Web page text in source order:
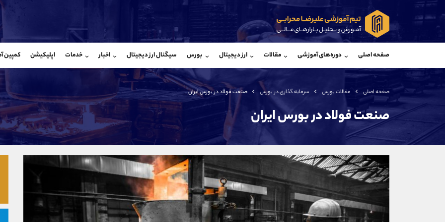
صفحه اصلی دوره‌های آموزشی مقالات ارز دیجیتال بورس سیگنال ارز دیجیتال اخبار خدمات اپلیکیشن کمپین
صفحه اصلی مقالات بورس سرمایه گذاری در بورس صنعت فولاد در بورس ایران
صنعت فولاد در بورس ایران
واتساپ
@Armteam_admin_104
104
شروع گفتگو
تلگرام @Armteam_admin_103
103
شروع
داخلی
اطلاعات تماس
تلفن
بدون پیش شماره
اینستاگرام
کانال تلگرام
کانال بله